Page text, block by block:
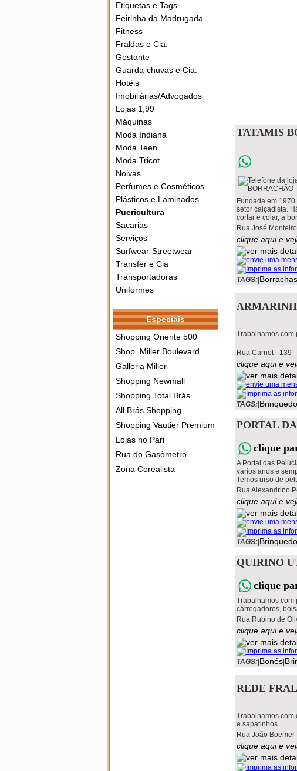
Etiquetas e Tags
Feirinha da Madrugada
Fitness
Fraldas e Cia.
Gestante
Guarda-chuvas e Cia.
Hotéis
Imobiliárias/Advogados
Lojas 1,99
Máquinas
Moda Indiana
Moda Teen
Moda Tricot
Noivas
Perfumes e Cosméticos
Plásticos e Laminados
Puericultura
Sacarias
Serviços
Surfwear-Streetwear
Transfer e Cia
Transportadoras
Uniformes
Especiais
Shopping Oriente 500
Shop. Miller Boulevard
Galleria Miller
Shopping Newmall
Shopping Total Brás
All Brás Shopping
Shopping Vautier Premium
Lojas no Pari
Rua do Gasômetro
Zona Cerealista
TATAMIS
Fundada em
setor calçadista.
cortar e colar, a
Rua José
clique aqui e
TAGS:|Borrachas
Trabalhamos com
....
Rua Carnot - 139
clique aqui e
TAGS:|
PORTAL
clique
A Portal das
vários anos e
Temos urso de
Rua Alexandrino
clique aqui e
TAGS:|
QUIRINO
clique
Trabalhamos com
carregadores,
Rua Rubino de
clique aqui e
TAGS:|Bonés|
REDE
Trabalhamos com
e sapatinhos.....
Rua João
clique aqui e